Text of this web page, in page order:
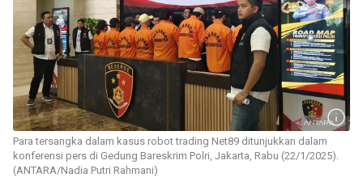
Para tersangka dalam kasus robot trading Net89 ditunjukkan dalam
konferensi pers di Gedung Bareskrim Polri, Jakarta, Rabu (22/1/2025).
(ANTARA/Nadia Putri Rahmani)